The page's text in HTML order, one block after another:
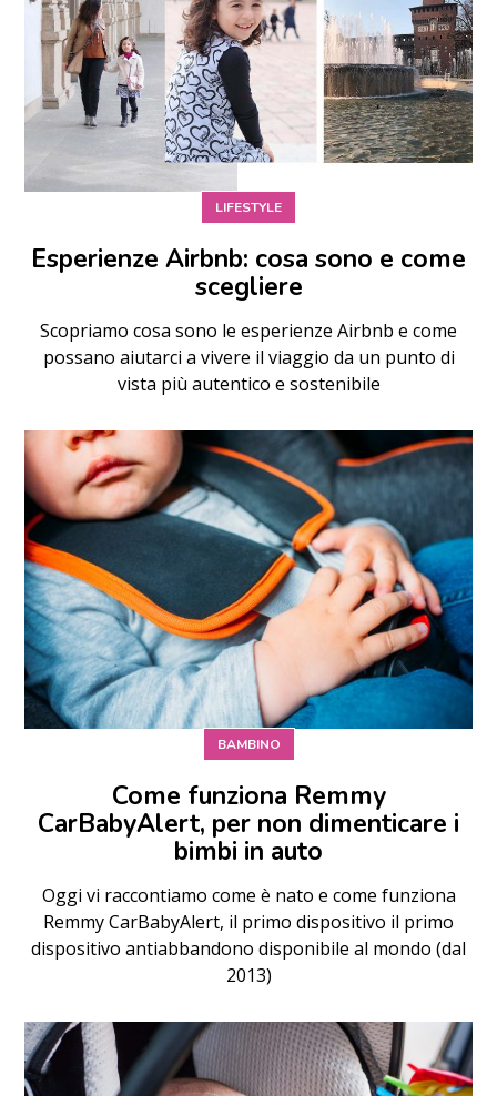
LIFESTYLE
Esperienze Airbnb: cosa sono e come
scegliere
Scopriamo cosa sono le esperienze Airbnb e come
possano aiutarci a vivere il viaggio da un punto di
vista più autentico e sostenibile
BAMBINO
Come funziona Remmy
CarBabyAlert, per non dimenticare i
bimbi in auto
Oggi vi raccontiamo come è nato e come funziona
Remmy CarBabyAlert, il primo dispositivo il primo
dispositivo antiabbandono disponibile al mondo (dal
2013)